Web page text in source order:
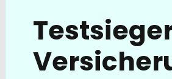
Pferde Haftplicht
Blog
FAQ
Partnerschaften